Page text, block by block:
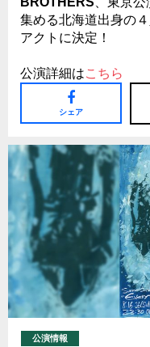
集める北海道出身の
アクトに決定！
公演詳細はこちら
シェア
公演情報